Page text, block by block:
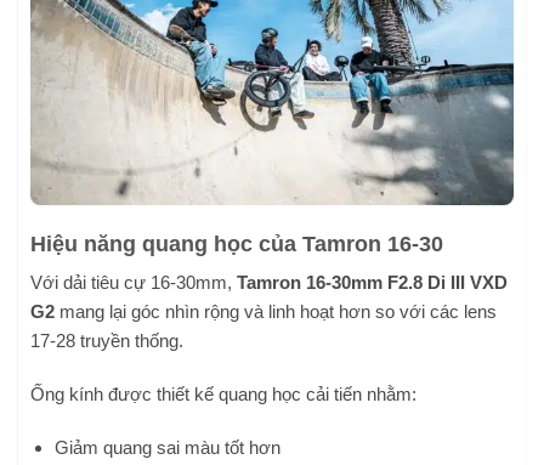
Hiệu năng quang học của Tamron 16-30
Với dải tiêu cự 16-30mm, Tamron 16-30mm F2.8 Di III VXD
G2 mang lại góc nhìn rộng và linh hoạt hơn so với các lens
17-28 truyền thống.
Ống kính được thiết kế quang học cải tiến nhằm:
Giảm quang sai màu tốt hơn